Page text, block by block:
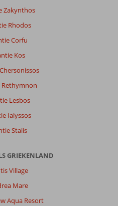
Zakynthos
Rhodos
Corfu
Kos
Rethymnon
Lesbos
Ialyssos
Stalis
GRIEKENLAND
Village
Mare
Aqua Resort